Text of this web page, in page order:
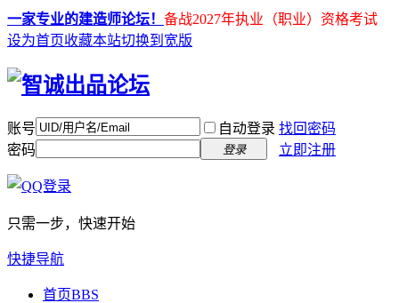
一家专业的建造师论坛！ 备战2027年执业（职业）资格考试
设为首页收藏本站切换到宽版
账号 自动登录 找回密码
密码
登录 立即注册
只需一步，快速开始
快捷导航
首页BBS